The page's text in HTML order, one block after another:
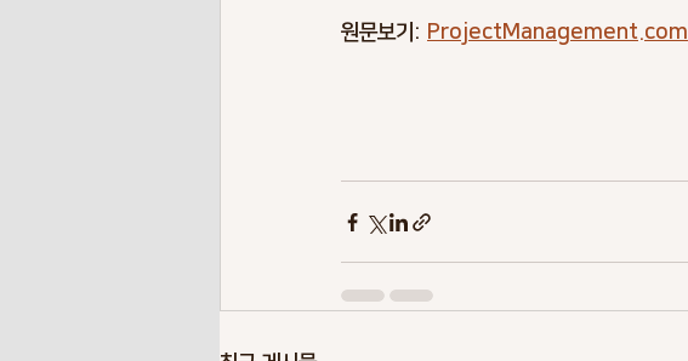
원문보기: ProjectManagement.com